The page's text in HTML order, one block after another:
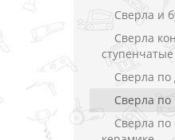
Сверла и
Сверла
ступенчатые
Сверла по
Сверла по
Сверла по